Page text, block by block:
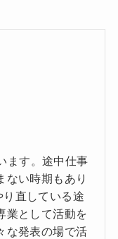
ます。途中仕事
ない時期もあり
直している途
業として活動を
な発表の場で活